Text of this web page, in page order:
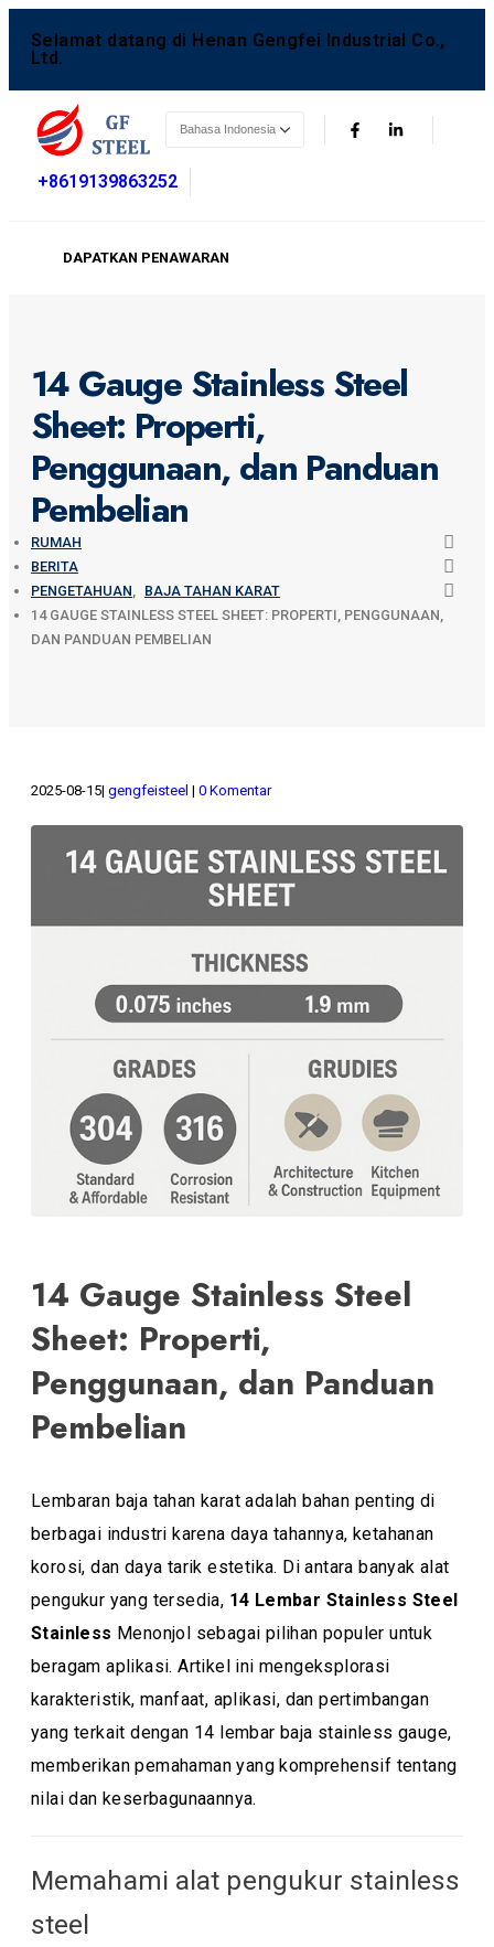
Selamat datang di Henan Gengfei Industrial Co.,
Ltd.
+8619139863252
DAPATKAN PENAWARAN
14 Gauge Stainless Steel
Sheet: Properti,
Penggunaan, dan Panduan
Pembelian
RUMAH
BERITA
PENGETAHUAN
BAJA TAHAN KARAT
14 GAUGE STAINLESS STEEL SHEET: PROPERTI, PENGGUNAAN,
DAN PANDUAN PEMBELIAN
2025-08-15 gengfeisteel 0 Komentar
14 Gauge Stainless Steel
Sheet: Properti,
Penggunaan, dan Panduan
Pembelian
Lembaran baja tahan karat adalah bahan penting di
berbagai industri karena daya tahannya, ketahanan
korosi, dan daya tarik estetika. Di antara banyak alat
pengukur yang tersedia, 14 Lembar Stainless Steel
Stainless Menonjol sebagai pilihan populer untuk
beragam aplikasi. Artikel ini mengeksplorasi
karakteristik, manfaat, aplikasi, dan pertimbangan
yang terkait dengan 14 lembar baja stainless gauge,
memberikan pemahaman yang komprehensif tentang
nilai dan keserbagunaannya.
Memahami alat pengukur stainless
steel